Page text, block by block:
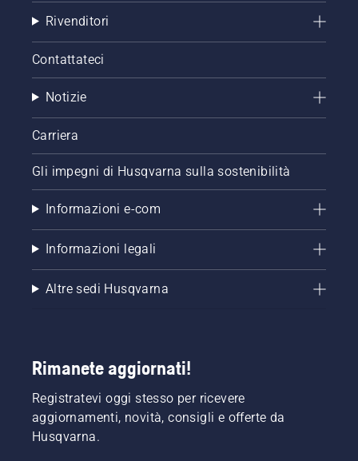
Rivenditori
Contattateci
Notizie
Carriera
Gli impegni di Husqvarna sulla sostenibilità
Informazioni e-com
Informazioni legali
Altre sedi Husqvarna
Rimanete aggiornati!
Registratevi oggi stesso per ricevere
aggiornamenti, novità, consigli e offerte da
Husqvarna.